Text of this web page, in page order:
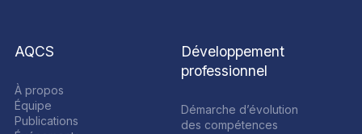
AQCS
À propos
Équipe
Publications
Développement
professionnel
Démarche d’évolution
des compétences